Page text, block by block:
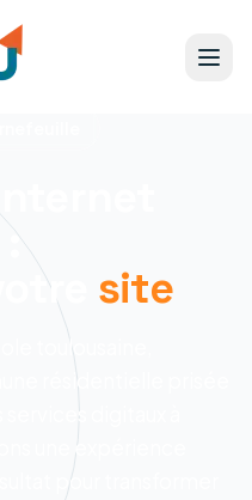
site
toulousaine,
résidentielle prisée
digitaux à
une expérience
pour transformer